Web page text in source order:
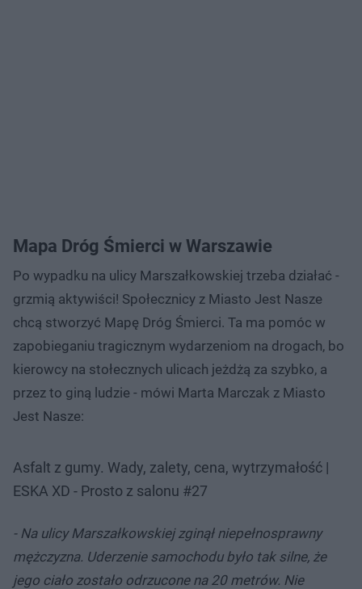
Mapa Dróg Śmierci w Warszawie
Po wypadku na ulicy Marszałkowskiej trzeba działać -
grzmią aktywiści! Społecznicy z Miasto Jest Nasze
chcą stworzyć Mapę Dróg Śmierci. Ta ma pomóc w
zapobieganiu tragicznym wydarzeniom na drogach, bo
kierowcy na stołecznych ulicach jeżdżą za szybko, a
przez to giną ludzie - mówi Marta Marczak z Miasto
Jest Nasze:
Asfalt z gumy. Wady, zalety, cena, wytrzymałość |
ESKA XD - Prosto z salonu #27
- Na ulicy Marszałkowskiej zginął niepełnosprawny
mężczyzna. Uderzenie samochodu było tak silne, że
jego ciało zostało odrzucone na 20 metrów. Nie